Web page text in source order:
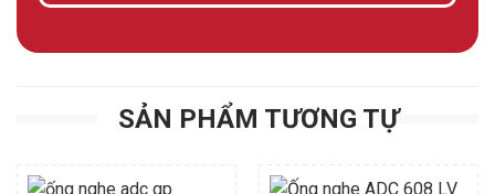
SẢN PHẨM TƯƠNG TỰ